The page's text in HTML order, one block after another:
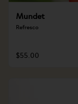
Mundet
Refresco
$55.00